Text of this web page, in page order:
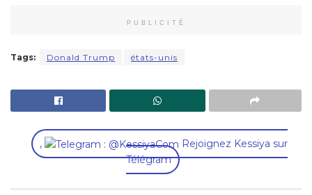
PUBLICITÉ
Tags: Donald Trump états-unis
,
Rejoignez Kessiya sur
Télégram